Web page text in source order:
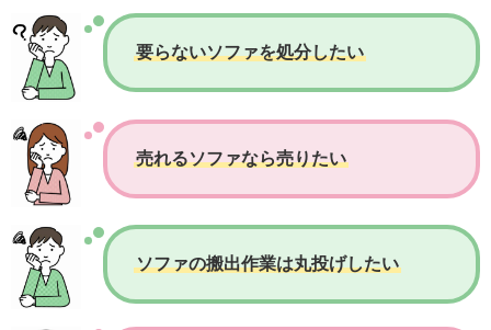
要らないソファを処分したい
売れるソファなら売りたい
ソファの搬出作業は丸投げしたい